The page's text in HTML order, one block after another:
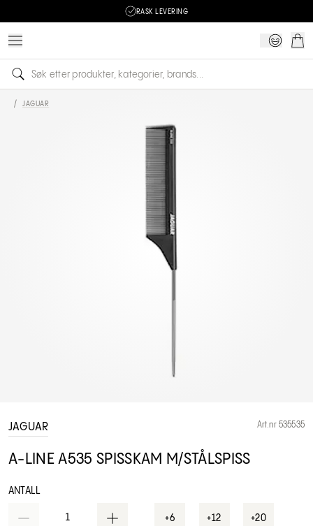
RASK LEVERING
/ JAGUAR
JAGUAR Art.nr 535535
A-LINE A535 SPISSKAM M/STÅLSPISS
ANTALL
1 +6 +12 +20